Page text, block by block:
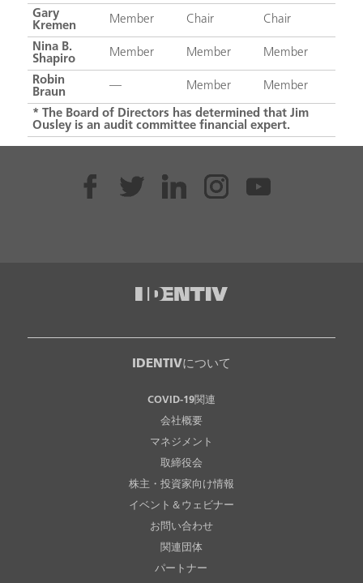
Gary
Kremen
Member Chair Chair
Nina B.
Shapiro
Member Member Member
Robin
Braun
— Member Member
* The Board of Directors has determined that Jim
Ousley is an audit committee financial expert.
IDENTIVについて
COVID-19関連
会社概要
マネジメント
取締役会
株主・投資家向け情報
イベント＆ウェビナー
お問い合わせ
関連団体
パートナー